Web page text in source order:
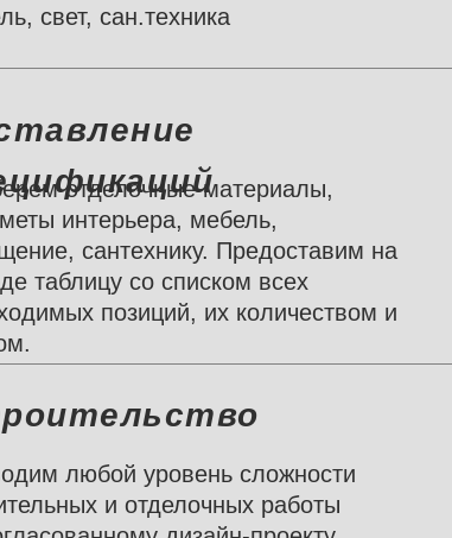
свет, сан.техника
отделочные материалы,
интерьера, мебель,
сантехнику. Предоставим на
таблицу со списком всех
позиций, их количеством и
любой уровень сложности
и отделочных работы